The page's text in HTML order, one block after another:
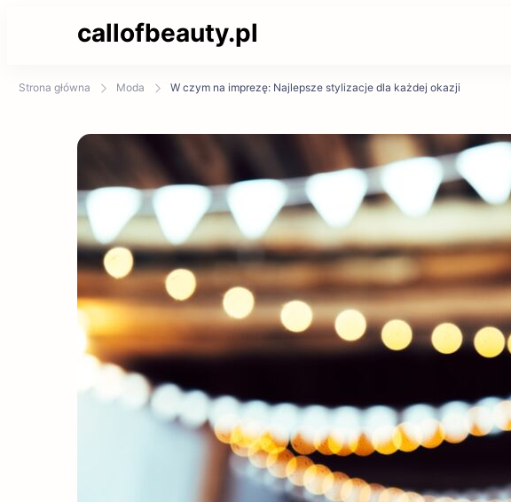
callofbeauty.pl
Strona główna Moda W czym na imprezę: Najlepsze stylizacje dla każdej okazji